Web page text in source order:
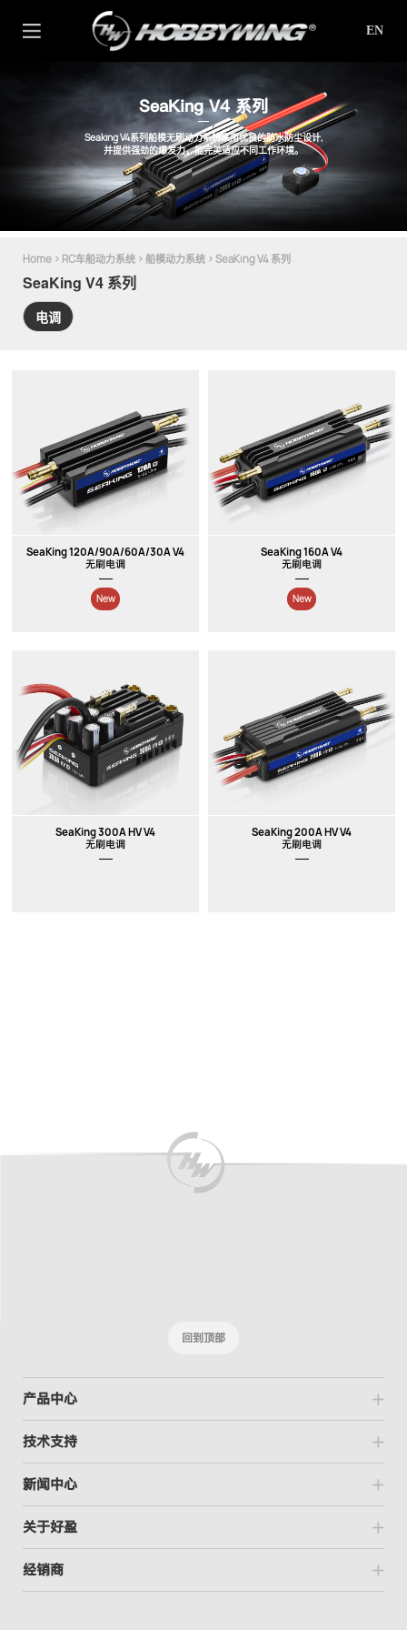
EN
SeaKing V4 系列
Seaking V4系列船模无刷动力系统采用优良的防水防尘设计,
并提供强劲的爆发力，能完美适应不同工作环境。
Home > RC车船动力系统 > 船模动力系统 > SeaKing V4 系列
SeaKing V4 系列
电调
SeaKing 120A/90A/60A/30A V4
无刷电调
New
SeaKing 160A V4
无刷电调
New
SeaKing 300A HV V4
无刷电调
SeaKing 200A HV V4
无刷电调
回到顶部
产品中心
技术支持
新闻中心
关于好盈
经销商